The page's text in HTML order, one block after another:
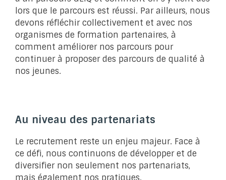
lors que le parcours est réussi. Par ailleurs, nous
devons réfléchir collectivement et avec nos
organismes de formation partenaires, à
comment améliorer nos parcours pour
continuer à proposer des parcours de qualité à
nos jeunes.
Au niveau des partenariats
Le recrutement reste un enjeu majeur. Face à
ce défi, nous continuons de développer et de
diversifier non seulement nos partenariats,